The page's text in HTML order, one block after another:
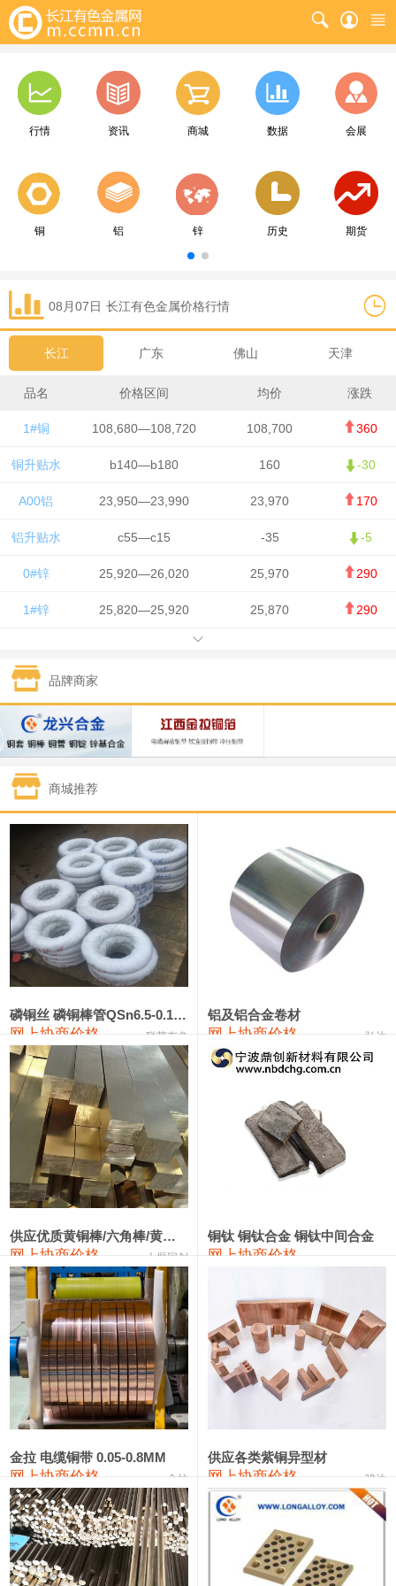
行情 资讯 商城 数据 会展
铜 铝 锌 历史 期货
08月07日 长江有色金属价格行情
长江 广东 佛山 天津
品名 价格区间 均价 涨跌
1#铜 108,680—108,720 108,700 360
铜升贴水 b140—b180 160 -30
A00铝 23,950—23,990 23,970 170
铝升贴水 c55—c15 -35 -5
0#锌 25,920—26,020 25,970 290
1#锌 25,820—25,920 25,870 290
1#锡 434,000—436,000
1#镍 129,550—130,750
1#白银 15,100—15,110 15,105 -70
钯金
1#钴 321,000—341,000
89,000—95,000 92,000
2#锑 85,000—91,000 88,000 1,000
1#镁 17,000—18,000 17,500
1#电解锰 18,900—19,100 19,000
1#电解锰(99.7%袋装) 18,000—18,200 18,100
1#铬 60,000—82,000
553#硅 9,300—9,500
441#硅 9,600—9,800 9,700
3303#硅 10,300—10,500 10,400
2202#硅 14,100—14,300
金属硅3303#-2202# 10,400—14,200 12,300 0
漆包线 111,970—115,970 113,970
磷铜合金 110,800—117,600 114,200 400
无氧铜丝(硬) 109,710—110,010 109,860
R410A专用紫铜管 113,700—113,700
铸造铝合金锭(A380） 26,300—26,500 26,400 100
铝合金ADC12 24,200—24,400 100
铸造铝合金锭(ZL102) 24,300—24,500 24,400
品牌商家
商城推荐
磷铜丝 磷铜棒管QSn6.5-0.1 7-0.2 8-0.3
网上协商价格 联荣有色
铝及铝合金卷材
网上协商价格 弘达
供应优质黄铜棒/六角棒/黄铜方板
网上协商价格 十堰同创
铜钛 铜钛合金 铜钛中间合金
网上协商价格
金拉 电缆铜带 0.05-0.8MM
网上协商价格 金拉
供应各类紫铜异型材
网上协商价格 骏达